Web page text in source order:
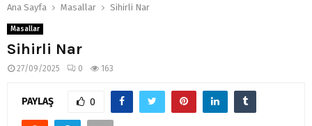
Ana Sayfa Masallar Sihirli Nar
Masallar
Sihirli Nar
27/09/2025 0 163
PAYLAŞ 0